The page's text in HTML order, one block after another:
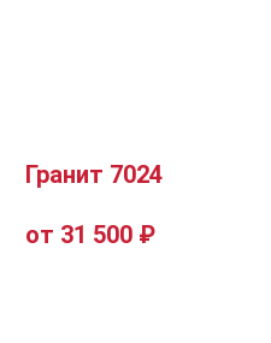
Гранит 7024
от 31 500 ₽